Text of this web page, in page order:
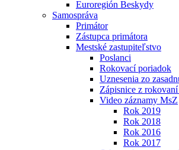
Euroregión Beskydy
Samospráva
Primátor
Zástupca primátora
Mestské zastupiteľstvo
Poslanci
Rokovací poriadok
Uznesenia zo
Zápisnice z
Video záznamy MsZ
Rok 2019
Rok 2018
Rok 2016
Rok 2017